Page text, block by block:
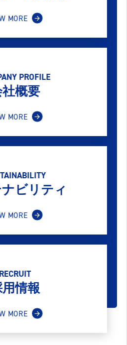
MORE
PROFILE
概要
MORE
ビリティ
MORE
RECRUIT
情報
MORE